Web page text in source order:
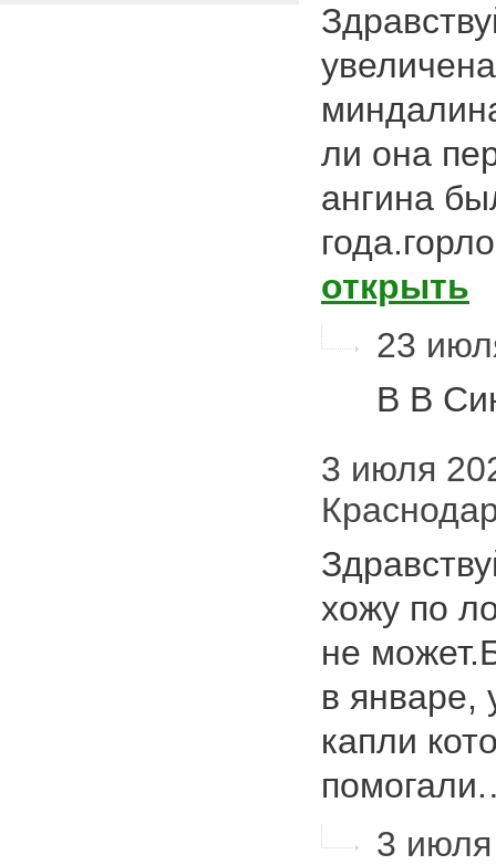
ли она
ангина
открыть
23
В В
3 июля
хожу по
не
в январе,
капли
3